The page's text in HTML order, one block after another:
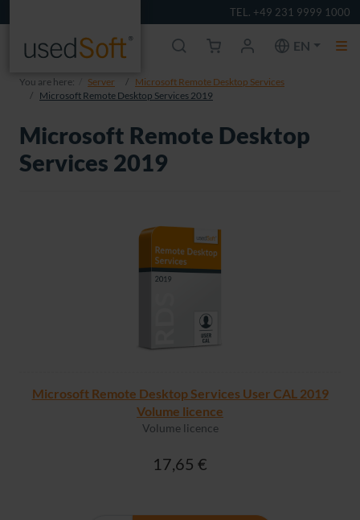
TEL. +49 231 9999 1000
EN
You are here: Server
Microsoft Remote Desktop Services
Microsoft Remote Desktop Services 2019
Microsoft Remote Desktop
Services 2019
Microsoft Remote Desktop Services User CAL 2019
Volume licence
Volume licence
17,65 €